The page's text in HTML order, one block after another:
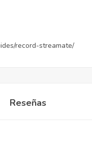
record-streamate/
Reseñas